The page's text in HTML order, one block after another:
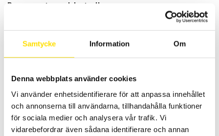
Samtycke Information Om
Denna webbplats använder cookies
Vi använder enhetsidentifierare för att anpassa innehållet
och annonserna till användarna, tillhandahålla funktioner
för sociala medier och analysera vår trafik. Vi
vidarebefordrar även sådana identifierare och annan
Dynamometrar och lastceller